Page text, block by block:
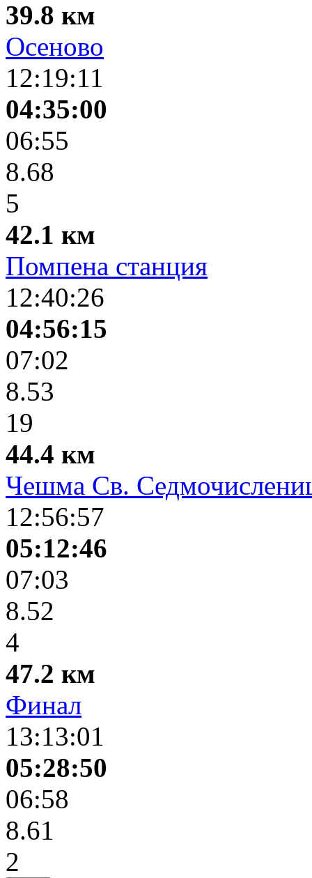
39.8 км
Осеново
12:19:11
04:35:00
06:55
8.68
5
42.1 км
Помпена станция
12:40:26
04:56:15
07:02
8.53
19
44.4 км
Чешма Св.
12:56:57
05:12:46
07:03
8.52
4
47.2 км
Финал
13:13:01
05:28:50
06:58
8.61
2